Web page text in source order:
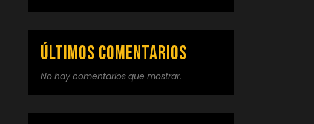
Últimos comentarios
No hay comentarios que mostrar.